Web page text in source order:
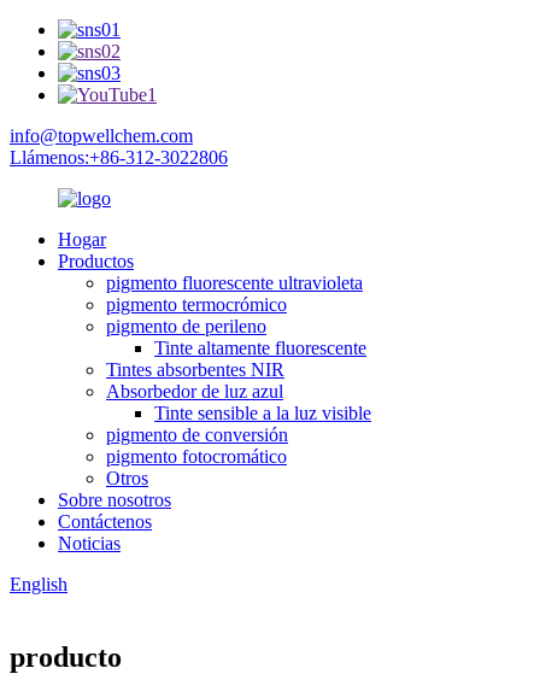
info@topwellchem.com
Llámenos:+86-312-3022806
Hogar
Productos
pigmento fluorescente ultravioleta
pigmento termocrómico
pigmento de perileno
Tinte altamente fluorescente
Tintes absorbentes NIR
Absorbedor de luz azul
Tinte sensible a la luz visible
pigmento de conversión
pigmento fotocromático
Otros
Sobre nosotros
Contáctenos
Noticias
English
producto